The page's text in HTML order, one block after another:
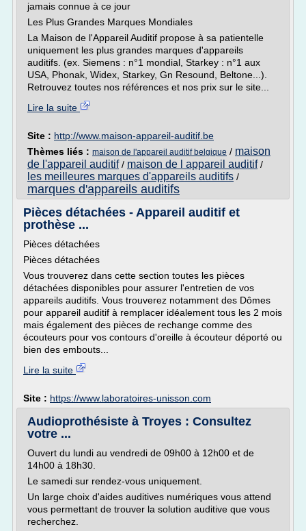
jamais connue à ce jour
Les Plus Grandes Marques Mondiales
La Maison de l'Appareil Auditif propose à sa patientelle
uniquement les plus grandes marques d'appareils
auditifs. (ex. Siemens : n°1 mondial, Starkey : n°1 aux
USA, Phonak, Widex, Starkey, Gn Resound, Beltone...).
Retrouvez toutes nos références et nos prix sur le site...
Lire la suite
Site : http://www.maison-appareil-auditif.be
Thèmes liés : maison de l'appareil auditif belgique / maison
de l'appareil auditif/ maison de l appareil auditif/
les meilleures marques d'appareils auditifs /
marques d'appareils auditifs
Pièces détachées - Appareil auditif et
prothèse ...
Pièces détachées
Pièces détachées
Vous trouverez dans cette section toutes les pièces
détachées disponibles pour assurer l'entretien de vos
appareils auditifs. Vous trouverez notamment des Dômes
pour appareil auditif à remplacer idéalement tous les 2 mois
mais également des pièces de rechange comme des
écouteurs pour vos contours d'oreille à écouteur déporté ou
bien des embouts...
Lire la suite
Site : https://www.laboratoires-unisson.com
Audioprothésiste à Troyes : Consultez
votre ...
Ouvert du lundi au vendredi de 09h00 à 12h00 et de
14h00 à 18h30.
Le samedi sur rendez-vous uniquement.
Un large choix d'aides auditives numériques vous attend
vous permettant de trouver la solution auditive que vous
recherchez.